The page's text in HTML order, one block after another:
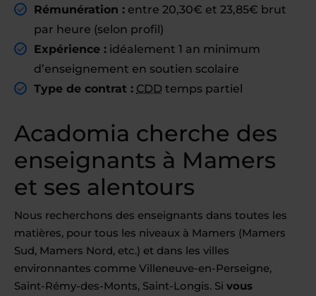
Rémunération : entre 20,30€ et 23,85€ brut
par heure (selon profil)
Expérience : idéalement 1 an minimum
d’enseignement en soutien scolaire
Type de contrat : CDD temps partiel
Acadomia cherche des
enseignants à Mamers
et ses alentours
Nous recherchons des enseignants dans toutes les
matières, pour tous les niveaux à Mamers (Mamers
Sud, Mamers Nord, etc.) et dans les villes
environnantes comme Villeneuve-en-Perseigne,
Saint-Rémy-des-Monts, Saint-Longis. Si vous